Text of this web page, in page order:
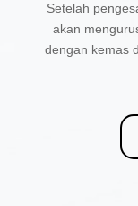
Setelah
akan
dengan kemas